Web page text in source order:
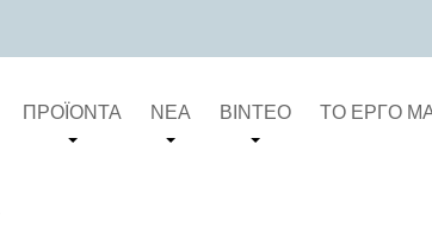
ΠΡΟΪΌΝΤΑ ΝΈΑ ΒΊΝΤΕΟ ΤΟ ΈΡΓΟ